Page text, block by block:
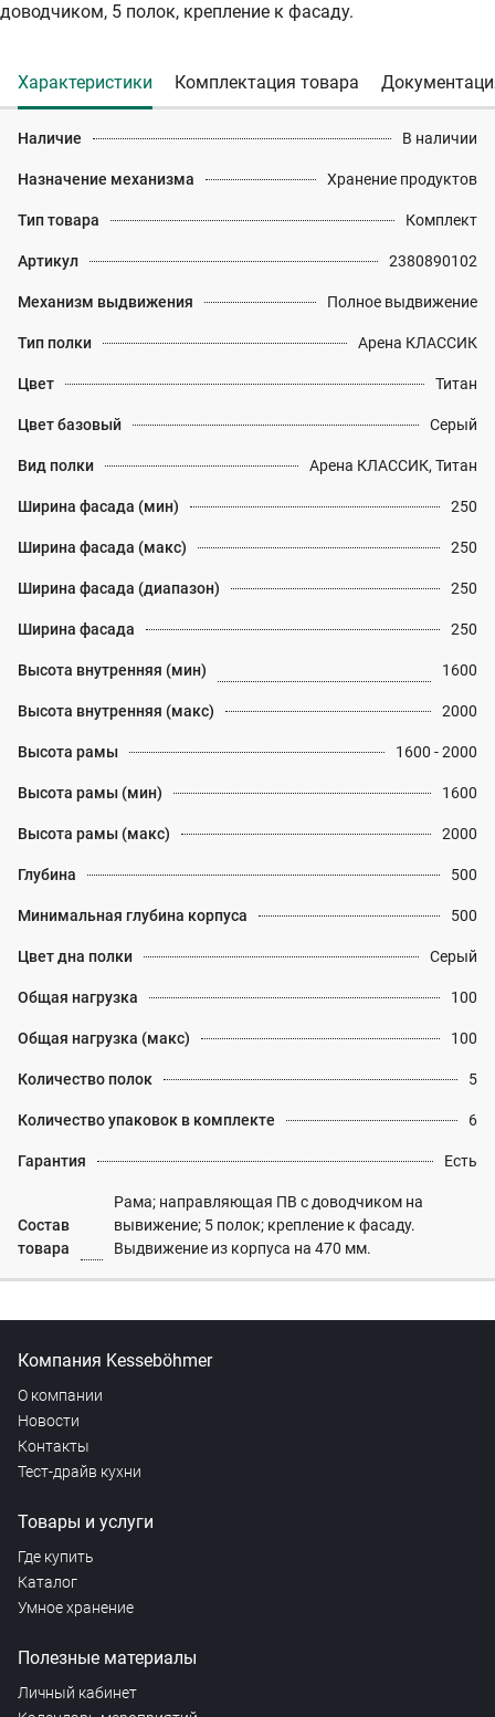
доводчиком, 5 полок, крепление к фасаду.
Характеристики Комплектация товара
Наличие В наличии
Назначение механизма Хранение продуктов
Тип товара Комплект
Артикул 2380890102
Механизм выдвижения Полное выдвижение
Тип полки Арена КЛАССИК
Цвет Титан
Цвет базовый Серый
Вид полки Арена КЛАССИК, Титан
Ширина фасада (мин) 250
Ширина фасада (макс) 250
Ширина фасада (диапазон) 250
Ширина фасада 250
Высота внутренняя (мин) 1600
Высота внутренняя (макс) 2000
Высота рамы 1600 - 2000
Высота рамы (мин) 1600
Высота рамы (макс) 2000
Глубина 500
Минимальная глубина корпуса 500
Цвет дна полки Серый
Общая нагрузка 100
Общая нагрузка (макс) 100
Количество полок 5
Количество упаковок в комплекте 6
Гарантия Есть
Состав
товара
Рама; направляющая ПВ с доводчиком на
вывижение; 5 полок; крепление к фасаду.
Выдвижение из корпуса на 470 мм.
Компания Kesseböhmer
О компании
Новости
Контакты
Тест-драйв кухни
Товары и услуги
Где купить
Каталог
Умное хранение
Полезные материалы
Личный кабинет